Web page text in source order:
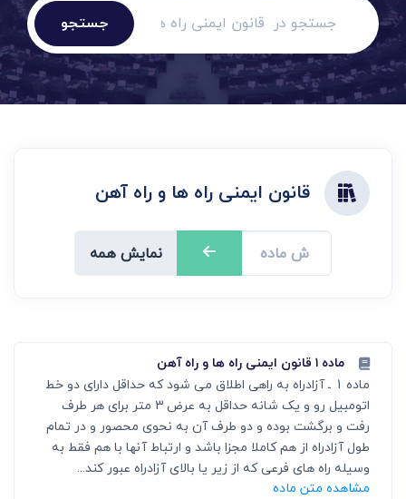
جستجو
قانون ایمنی راه ها و راه آهن
نمایش همه
ماده ۱ قانون ایمنی راه ها و راه آهن
ماده 1 ـ آزادراه به راهی اطلاق می شود که حداقل دارای دو خط
اتومبیل رو و یک شانه حداقل به عرض 3 متر برای هر طرف
رفت و برگشت بوده و دو طرف آن به نحوی محصور و در تمام
طول آزادراه از هم کاملا مجزا باشد و ارتباط آنها با هم فقط به
وسیله راه های فرعی که از زیر یا بالای آزادراه عبور کند...
مشاهده متن ماده